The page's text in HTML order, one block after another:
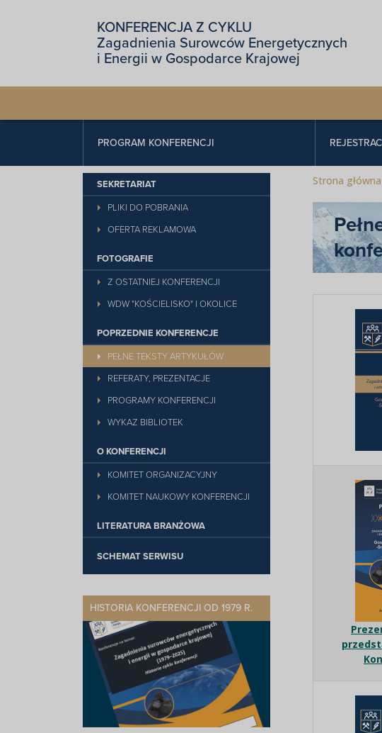
KONFERENCJA Z CYKLU
Zagadnienia Surowców Energetycznych
i Energii w Gospodarce Krajowej
PROGRAM KONFERENCJI
SEKRETARIAT
PLIKI DO POBRANIA
OFERTA REKLAMOWA
FOTOGRAFIE
Z OSTATNIEJ KONFERENCJI
WDW "KOŚCIELISKO" I OKOLICE
POPRZEDNIE KONFERENCJE
PEŁNE TEKSTY ARTYKUŁÓW
REFERATY, PREZENTACJE
PROGRAMY KONFERENCJI
WYKAZ BIBLIOTEK
O KONFERENCJI
KOMITET ORGANIZACYJNY
KOMITET NAUKOWY KONFERENCJI
LITERATURA BRANŻOWA
SCHEMAT SERWISU
HISTORIA KONFERENCJI OD 1979 R.
Strona główna